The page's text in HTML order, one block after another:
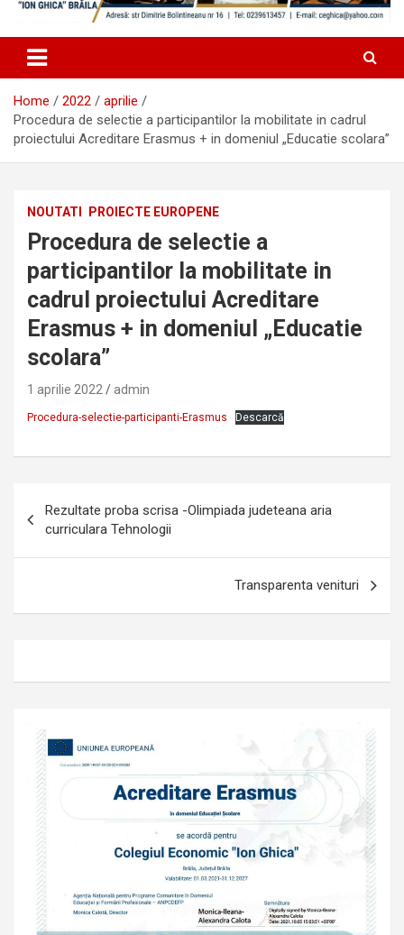
Home 2022
aprilie
Procedura de selectie a participantilor la mobilitate in cadrul
proiectului Acreditare Erasmus + in domeniul „Educatie scolara”
NOUTATI PROIECTE EUROPENE
Procedura de selectie a
participantilor la mobilitate in
cadrul proiectului Acreditare
Erasmus + in domeniul „Educatie
scolara”
1 aprilie 2022 admin
Procedura-selectie-participanti-Erasmus Descarcă
în
articole
Rezultate proba scrisa -Olimpiada judeteana aria
curriculara Tehnologii
Transparenta venituri